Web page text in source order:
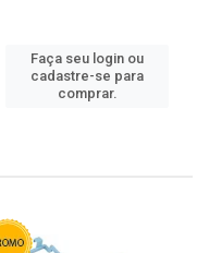
Faça seu login ou
cadastre-se para
comprar.